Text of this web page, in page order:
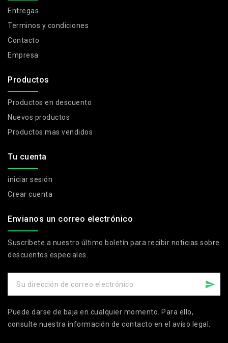
Entregas
Terminos y condiciones
Contacto
Empresa
Productos
Productos en descuento
Nuevos productos
Productos mas vendidos
Tu cuenta
iniciar sesión
Crear cuenta
Envianos un correo electrónico
Suscríbete a nuestro último boletín para recibir noticias sobre
descuentos especiales.
Puede darse de baja en cualquier momento. Para ello,
consulte nuestra información de contacto en el aviso legal.